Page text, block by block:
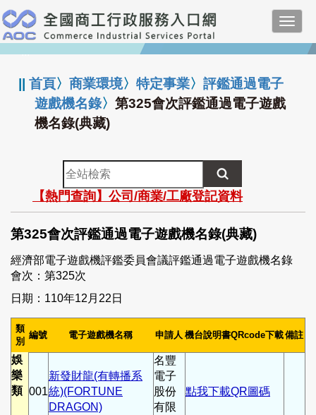
跳
到
主
要
:::
||首頁〉商業環境〉特定事業〉評鑑通過電子
遊戲機名錄〉第325會次評鑑通過電子遊戲
機名錄(典藏)
全
站
檢
索
【熱門查詢】公司/商業/工廠登記資料
第325會次評鑑通過電子遊戲機名錄(典藏)
經濟部電子遊戲機評鑑委員會議評鑑通過電子遊戲機名錄
會次：第325次
日期：110年12月22日
類
別
編號 電子遊戲機名稱 申請人 機台說明書QRcode下載備註
娛
樂
類 001
新發財龍(有轉播系
統)(FORTUNE
DRAGON)
名豐
電子
股份
有限
點我下載QR圖碼